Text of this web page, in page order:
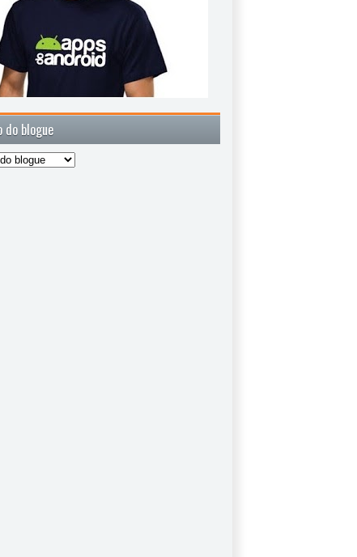
do blogue